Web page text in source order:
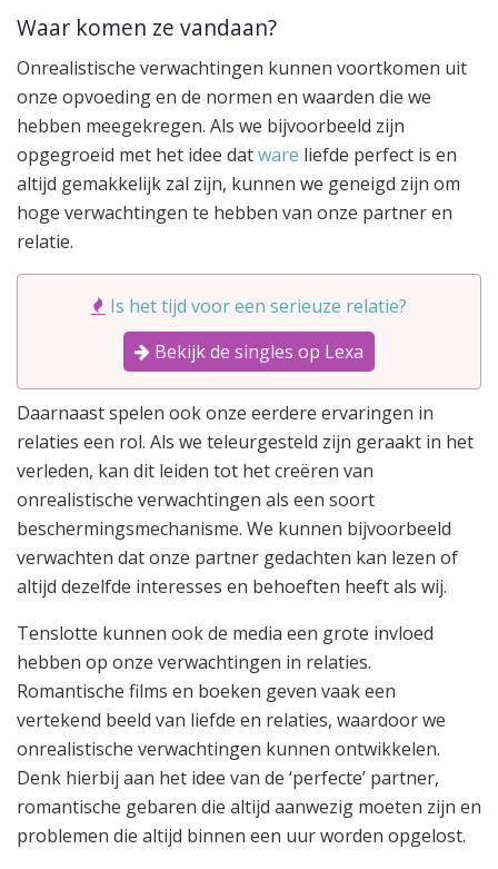
Waar komen ze vandaan?
Onrealistische verwachtingen kunnen voortkomen uit
onze opvoeding en de normen en waarden die we
hebben meegekregen. Als we bijvoorbeeld zijn
opgegroeid met het idee datware liefde perfect is en
altijd gemakkelijk zal zijn, kunnen we geneigd zijn om
hoge verwachtingen te hebben van onze partner en
relatie.
Is het tijd voor een serieuze relatie?
Bekijk de singles op Lexa
Daarnaast spelen ook onze eerdere ervaringen in
relaties een rol. Als we teleurgesteld zijn geraakt in het
verleden, kan dit leiden tot het creëren van
onrealistische verwachtingen als een soort
beschermingsmechanisme. We kunnen bijvoorbeeld
verwachten dat onze partner gedachten kan lezen of
altijd dezelfde interesses en behoeften heeft als wij.
Tenslotte kunnen ook de media een grote invloed
hebben op onze verwachtingen in relaties.
Romantische films en boeken geven vaak een
vertekend beeld van liefde en relaties, waardoor we
onrealistische verwachtingen kunnen ontwikkelen.
Denk hierbij aan het idee van de ‘perfecte’ partner,
romantische gebaren die altijd aanwezig moeten zijn en
problemen die altijd binnen een uur worden opgelost.